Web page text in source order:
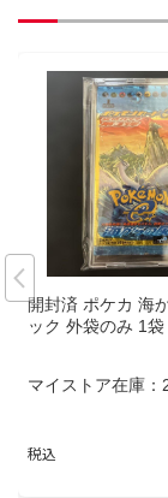
開封済 ポケカ 海
ック 外袋のみ 1袋
マイストア在庫：
税込